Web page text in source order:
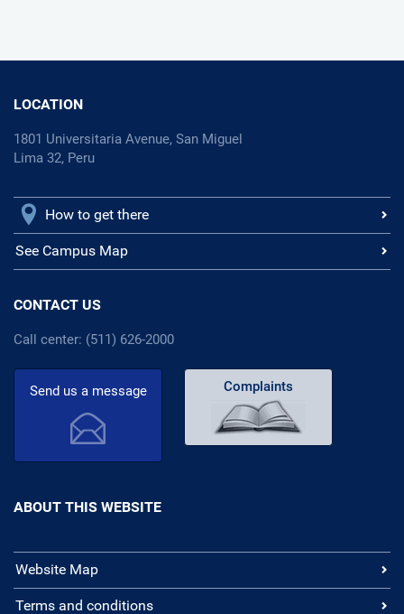
LOCATION
1801 Universitaria Avenue, San Miguel
Lima 32, Peru
How to get there
See Campus Map
CONTACT US
Call center: (511) 626-2000
Send us a message Complaints
ABOUT THIS WEBSITE
Website Map
Terms and conditions